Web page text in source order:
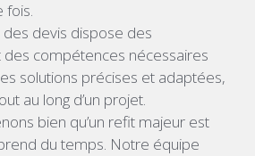
fois.
devis dispose des
compétences nécessaires
solutions précises et adaptées,
au long d’un projet.
bien qu’un refit majeur est
du temps. Notre équipe